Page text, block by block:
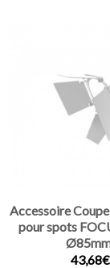
Accessoire
pour spots
43,68€